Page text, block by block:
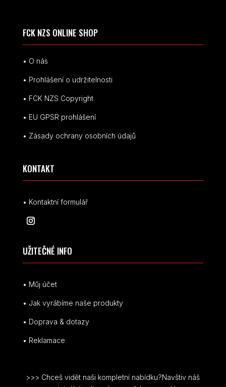
FCK NZS ONLINE SHOP
• O nás
• Prohlášení o udržitelnosti
• FCK NZS Copyright
• EU GPSR prohlášení
• Zásady ochrany osobních údajů
KONTAKT
• Kontaktní formulář
UŽITEČNÉ INFO
• Můj účet
• Jak vyrábíme naše produkty
• Doprava & dotazy
• Reklamace
>>> Chceš vidět naši kompletní nabídku?Navštiv náš